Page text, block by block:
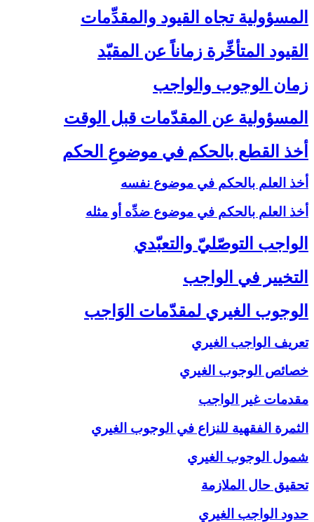
المسؤولية تجاه القيود والمقدِّمات‏
القيود المتأخِّرة زماناً عن المقيّد
زمان الوجوب والواجب‏
المسؤولية عن المقدّمات قبل الوقت‏
أخذ القطع بالحكم في موضوعِ الحكم‏
أخذ العلم بالحكم في موضوع نفسه
أخذ العلم بالحكم في موضوع ضدِّه أو مثله
الواجب التوصّليّ والتعبّدي‏
التخيير في الواجب‏
الوجوب الغيري لمقدّمات الوَاجب‏
تعريف الواجب الغيري
خصائص الوجوب الغيري
مقدمات غير الواجب
الثمرة الفقهية للنزاع في الوجوب الغيري
شمول الوجوب الغيري
تحقيق حال الملازمة
حدود الواجب الغيري